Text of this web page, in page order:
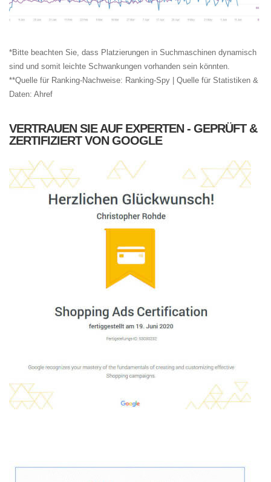
*Bitte beachten Sie, dass Platzierungen in Suchmaschinen dynamisch
sind und somit leichte Schwankungen vorhanden sein könnten.
**Quelle für Ranking-Nachweise: Ranking-Spy | Quelle für Statistiken &
Daten: Ahref
VERTRAUEN SIE AUF EXPERTEN - GEPRÜFT &
ZERTIFIZIERT VON GOOGLE